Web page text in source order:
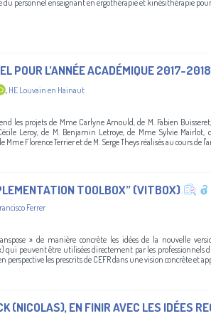
du personnel enseignant en ergothérapie et kinésithérapie
POUR L’ANNÉE ACADÉMIQUE 2017-2018
, HE Louvain en Hainaut
les projets de Mme Carlyne Arnould, de M. Fabien
Leroy, de M. Benjamin Letroye, de Mme Sylvie Mairlot,
Mme Florence Terrier et de M. Serge Theys réalisés au cours de
TOOLBOX” (VITBOX)
Ferrer
» de manière concrète les idées de la nouvelle
qui peuvent être utilisées directement par les
les prescrits de CEFR dans une vision concrète et
(NICOLAS), EN FINIR AVEC LES IDÉES